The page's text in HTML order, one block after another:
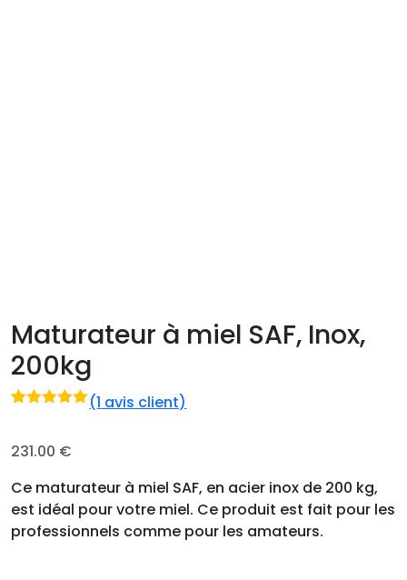
Maturateur à miel SAF, Inox,
200kg
sur
notation
(1 avis client)
231.00 €
Ce maturateur à miel SAF, en acier inox de 200 kg,
est idéal pour votre miel. Ce produit est fait pour les
professionnels comme pour les amateurs.